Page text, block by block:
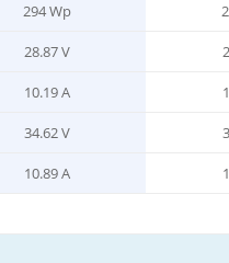
294 Wp
28.87 V
10.19 A
34.62 V
10.89 A